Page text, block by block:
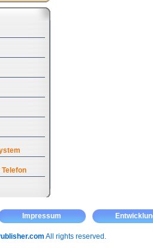
Impressum
All rights reserved.